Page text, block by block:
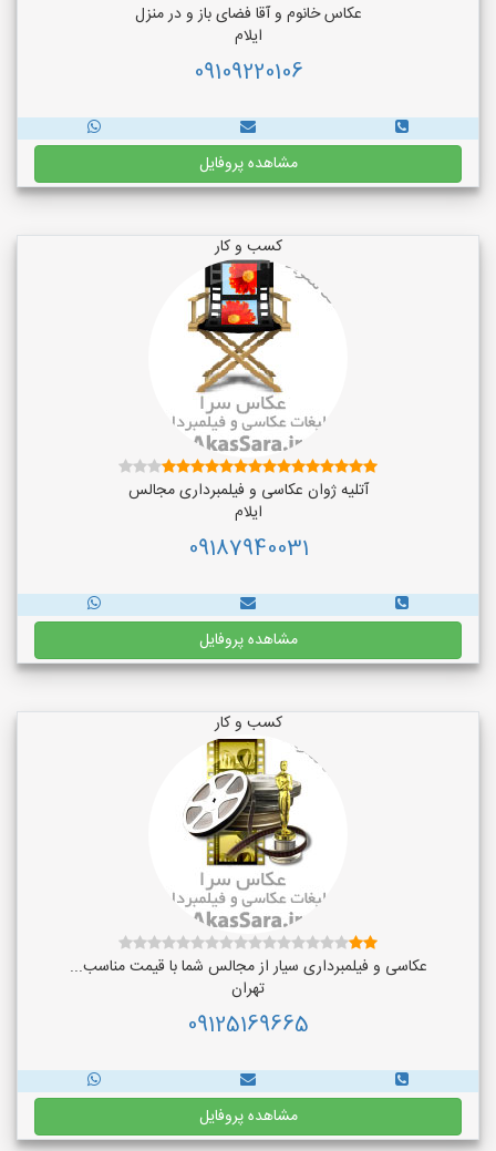
عکاس خانوم و آقا فضای باز و در منزل
ایلام
09109220106
مشاهده پروفایل
کسب و کار
آتلیه ژوان عکاسی و فیلمبرداری مجالس
ایلام
09187940031
مشاهده پروفایل
کسب و کار
عکاسی و فیلمبرداری سیار از مجالس شما با قیمت مناسب...
تهران
09125169665
مشاهده پروفایل